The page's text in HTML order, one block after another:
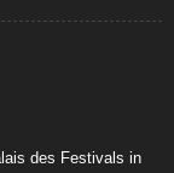
des Festivals in